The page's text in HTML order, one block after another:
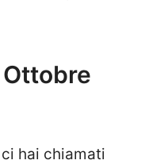
hai chiamati